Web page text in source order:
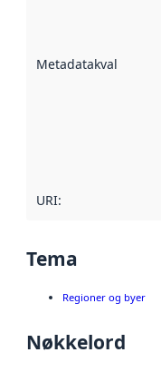
Metadatakvalitet
URI:
Tema
Regioner og byer
Nøkkelord